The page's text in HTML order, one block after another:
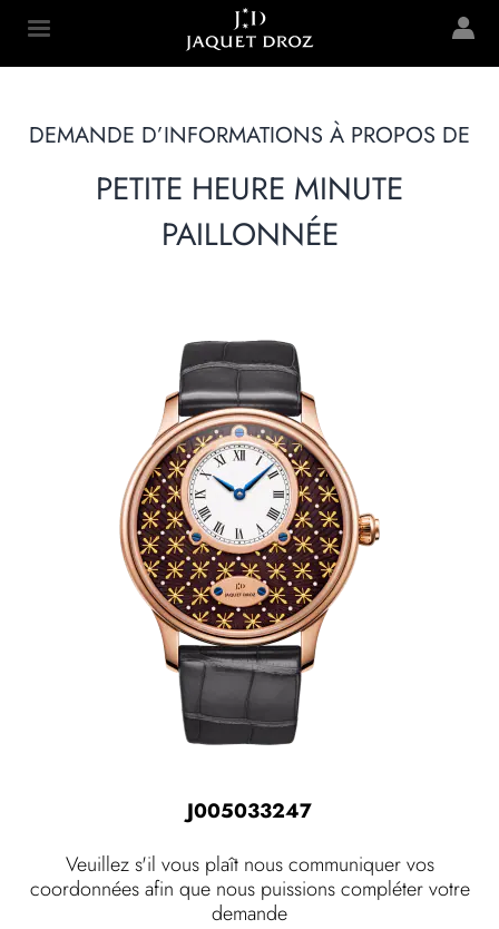
content
Jaquet Droz
DEMANDE D’INFORMATIONS À PROPOS DE
PETITE HEURE MINUTE
PAILLONNÉE
J005033247
Veuillez s'il vous plaît nous communiquer vos
coordonnées afin que nous puissions compléter votre
demande